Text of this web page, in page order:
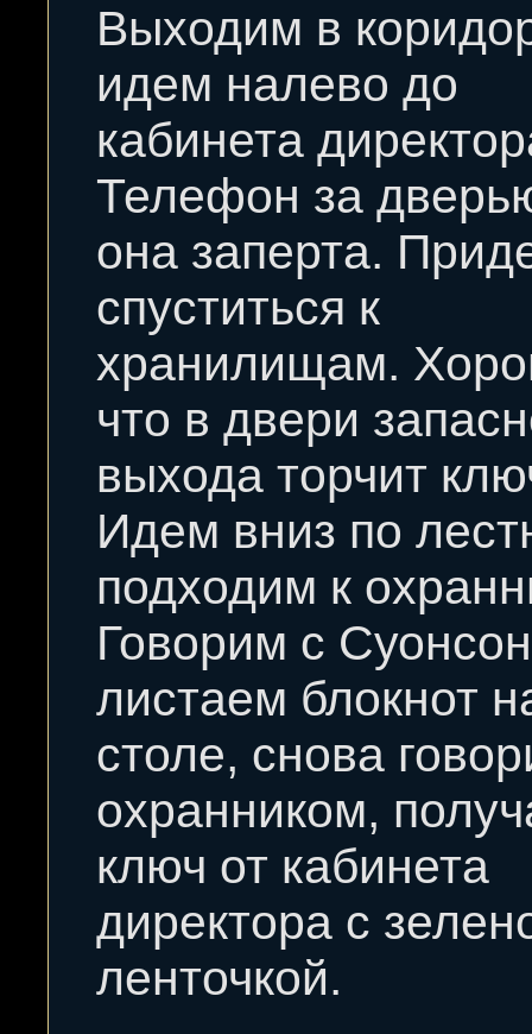
Выходим в
идем налево до
кабинета
Телефон за
она заперта.
спуститься к
хранилищам.
что в двери
выхода торчит
Идем вниз по
подходим к
Говорим с
листаем блокнот
столе, снова
охранником,
ключ от кабинета
директора с
ленточкой.